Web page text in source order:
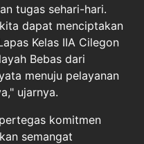
tugas sehari-hari.
dapat menciptakan
Kelas IIA Cilegon
Bebas dari
menuju pelayanan
ujarnya.
komitmen
semangat